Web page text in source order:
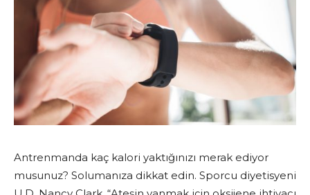
Antrenmanda kaç kalori yaktığınızı merak ediyor
musunuz? Solumanıza dikkat edin. Sporcu diyetisyeni